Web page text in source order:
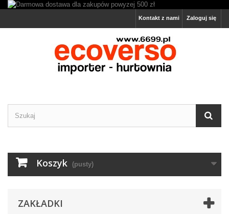
Zaloguj się
Kontakt z nami
Koszyk (pusty)
ZAKŁADKI